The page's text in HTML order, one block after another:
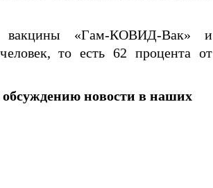
«Гам-КОВИД-Вак» и
то есть 62 процента от
новости в наших